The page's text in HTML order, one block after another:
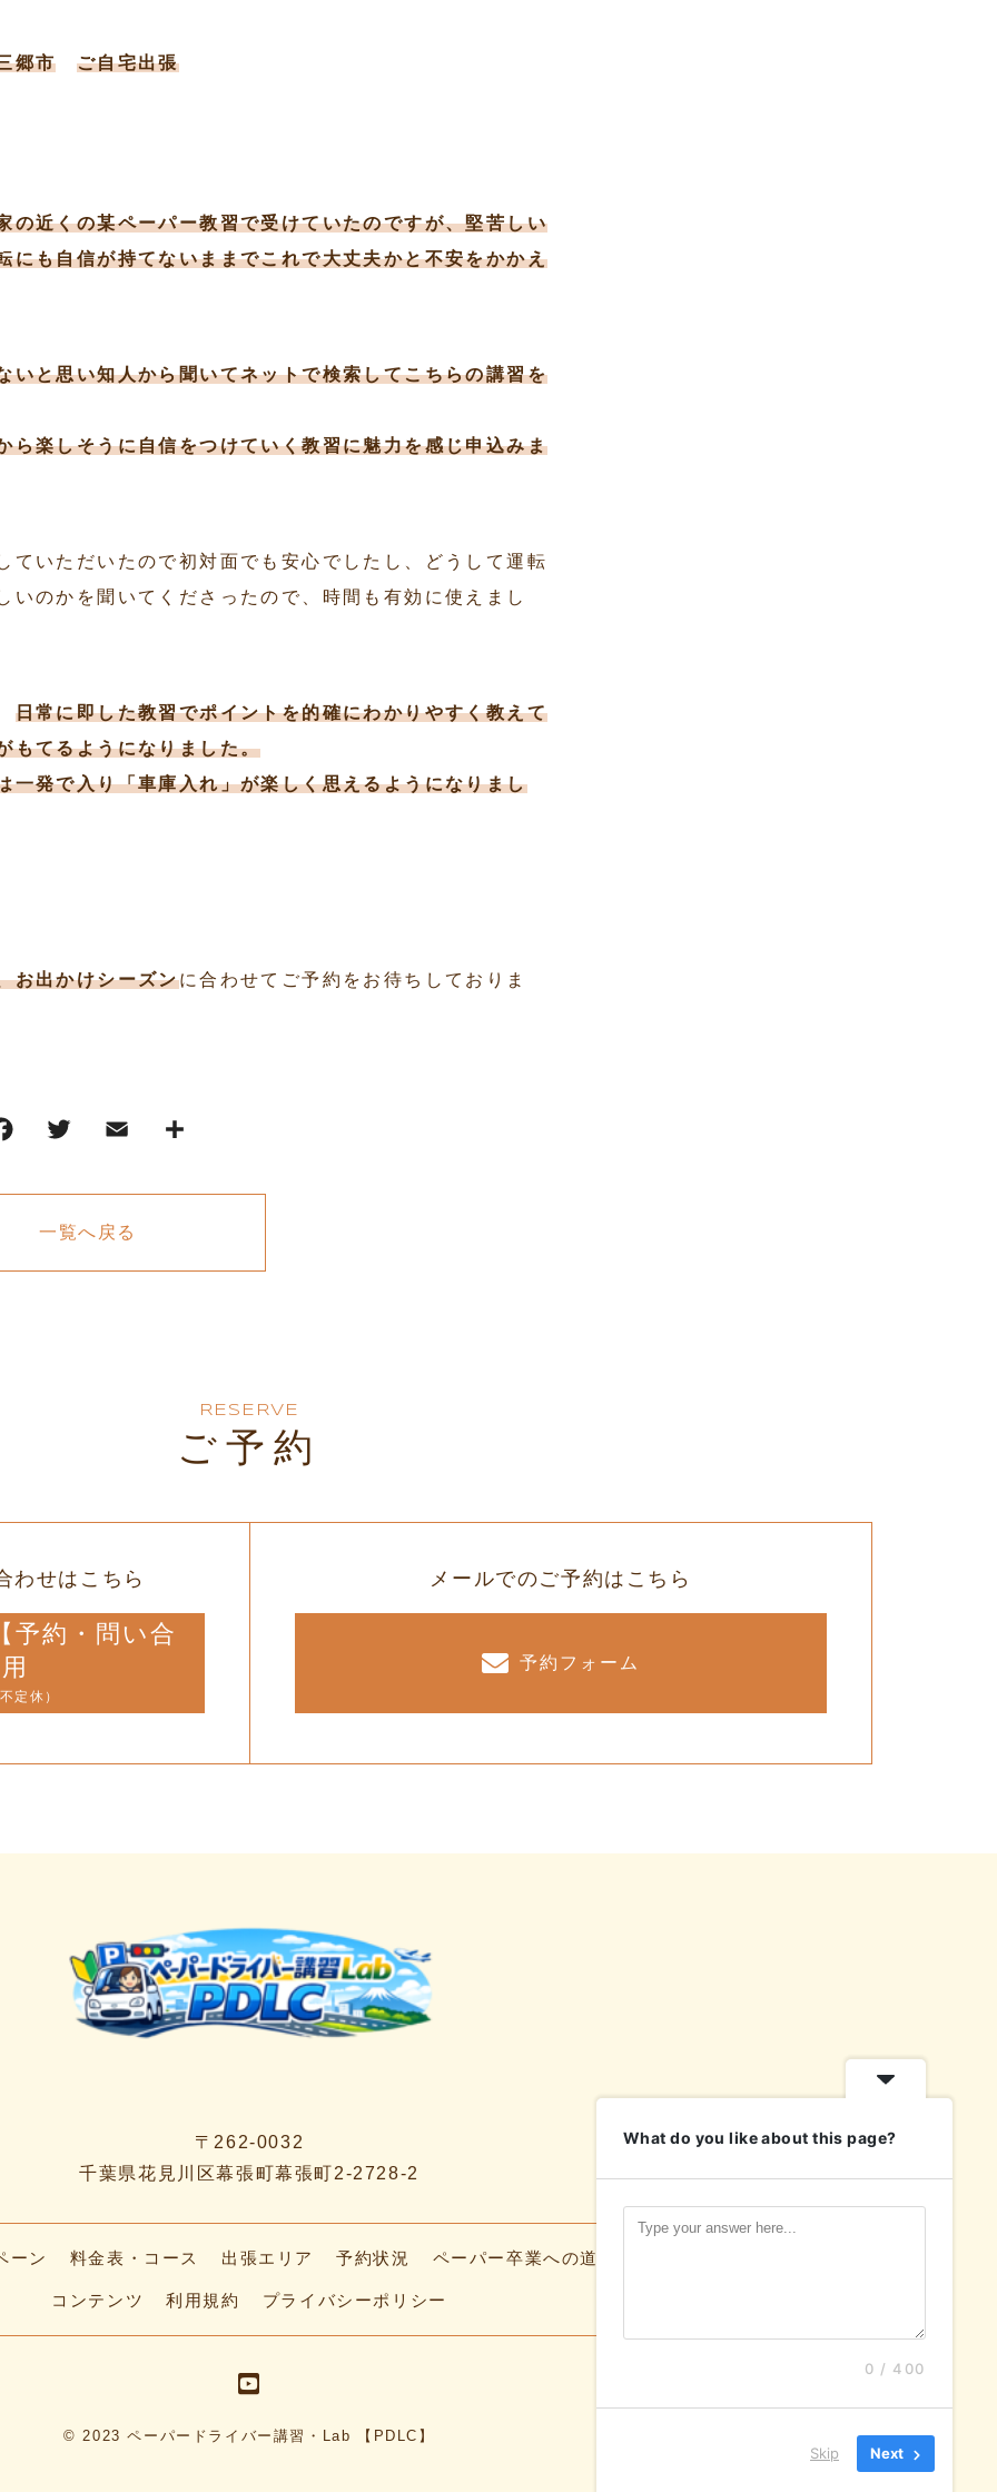
郷市 ご自宅出張
の近くの某ペーパー教習で受けていたのですが、堅苦しい
にも自信が持てないままでこれで大丈夫かと不安をかかえ
いと思い知人から聞いてネットで検索してこちらの講習を
ら楽しそうに自信をつけていく教習に魅力を感じ申込みま
いただいたので初対面でも安心でしたし、どうして運転
いのかを聞いてくださったので、時間も有効に使えまし
日常に即した教習でポイントを的確にわかりやすく教えて
もてるようになりました。
一発で入り「車庫入れ」が楽しく思えるようになりまし
お出かけシーズンに合わせてご予約をお待ちしておりま
一覧へ戻る
RESERVE
ご予約
わせはこちら
約・問い合
定休）
メールでのご予約はこちら
予約フォーム
〒262-0032
千葉県花見川区幕張町幕張町2-2728-2
ーン 料金表・コース 出張エリア 予約状況 ペーパー卒業への道
コンテンツ 利用規約 プライバシーポリシー
© 2023 ペーパードライバー講習・Lab 【PDLC】
What do you like about this page?
0 / 400
Skip Next